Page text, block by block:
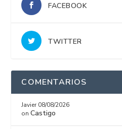
FACEBOOK
TWITTER
COMENTARIOS
Javier 08/08/2026
onCastigo